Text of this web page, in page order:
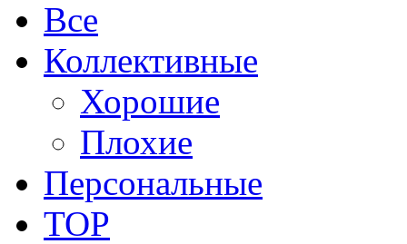
Все
Коллективные
Хорошие
Плохие
Персональные
TOP